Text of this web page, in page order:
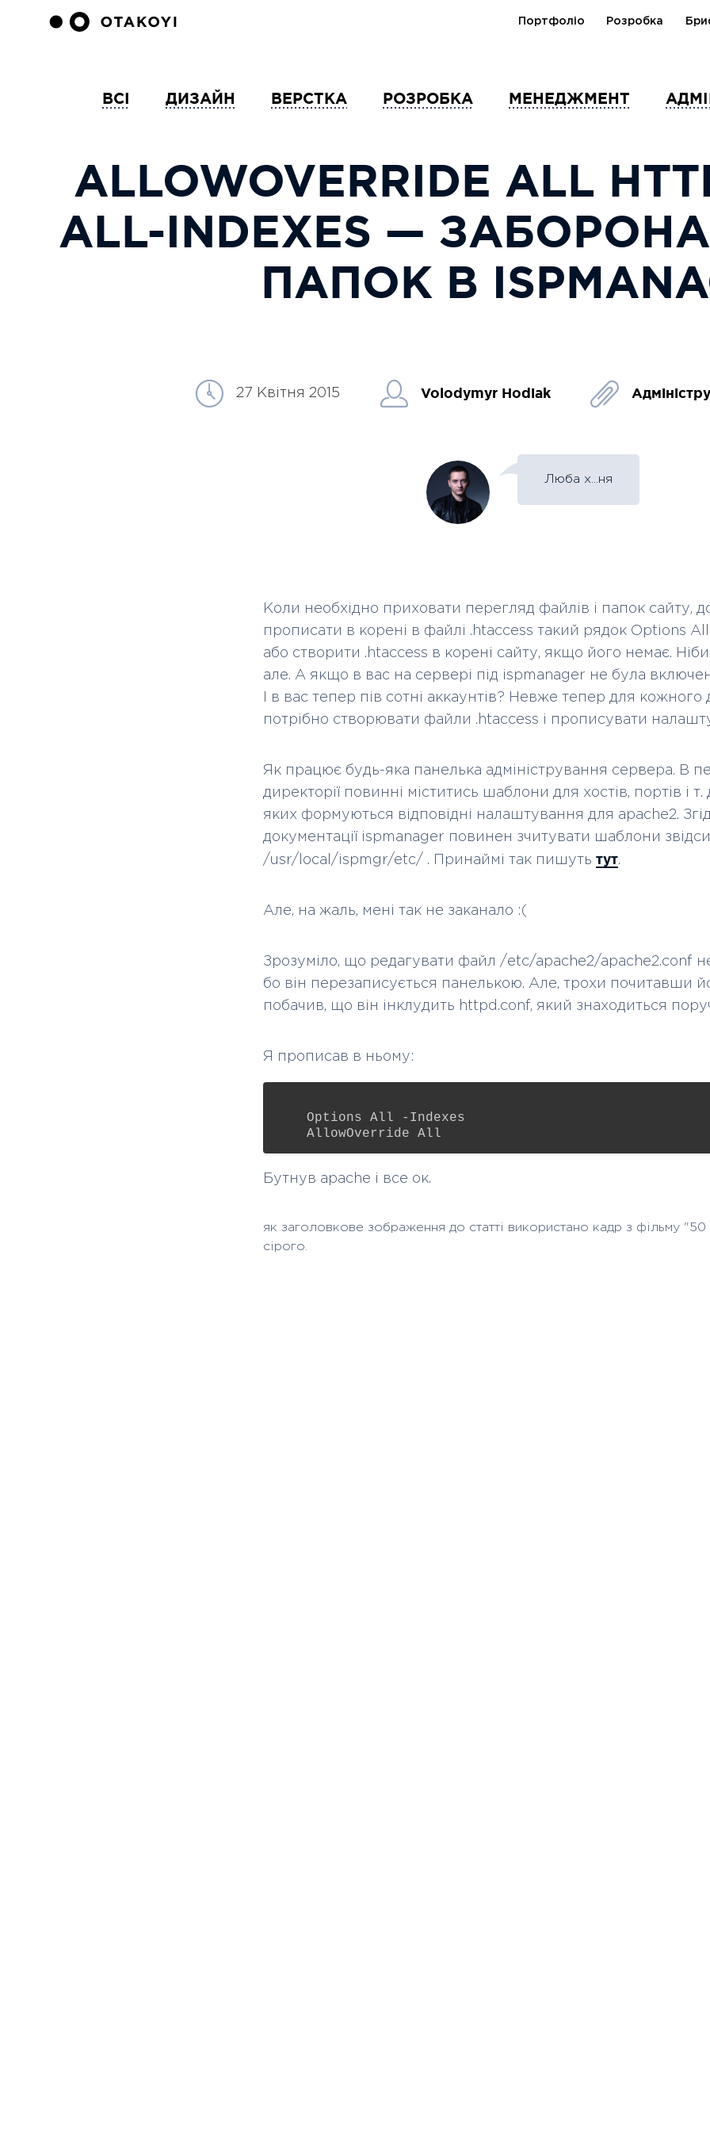
Портфоліо Розробка
ВСІ ДИЗАЙН ВЕРСТКА РОЗРОБКА МЕНЕДЖМЕНТ
ALLOWOVERRIDE ALL
ALL-INDEXES —
ПАПОК В
27 Квітня 2015 Volodymyr Hodiak
Люба х...ня
Коли необхідно приховати перегляд файлів і папок сайту,
прописати в корені в файлі .htaccess такий рядок Options
або створити .htaccess в корені сайту, якщо його немає.
але. А якщо в вас на сервері під ispmanager не була
І в вас тепер пів сотні аккаунтів? Невже тепер для кожного
потрібно створювати файли .htaccess і прописувати
Як працює будь-яка панелька адміністрування сервера. В
директорії повинні міститись шаблони для хостів, портів і т.
яких формуються відповідні налаштування для apache2.
документації ispmanager повинен зчитувати шаблони звідси
/usr/local/ispmgr/etc/ . Принаймі так пишуть тут.
Але, на жаль, мені так не заканало :(
Зрозуміло, що редагувати файл /etc/apache2/apache2.conf
бо він перезаписується панелькою. Але, трохи почитавши
побачив, що він інклудить httpd.conf, який знаходиться
Я прописав в ньому:
Options All -Indexes
Бутнув apache і все ок.
як заголовкове зображення до статті використано кадр з фільму "50
сірого.